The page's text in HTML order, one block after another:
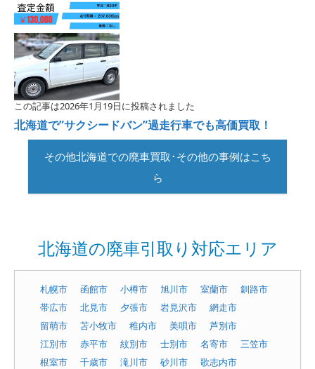
この記事は2026年1月19日に投稿されました
北海道で”サクシードバン”過走行車でも高価買取！
その他北海道での廃車買取･その他の事例はこち
ら
北海道の廃車引取り対応エリア
札幌市 函館市 小樽市 旭川市 室蘭市
釧路市
帯広市
北見市 夕張市 岩見沢市
網走市
留萌市
苫小牧市 稚内市 美唄市
芦別市
江別市
赤平市 紋別市 士別市 名寄市
三笠市
根室市
千歳市 滝川市 砂川市
歌志内市